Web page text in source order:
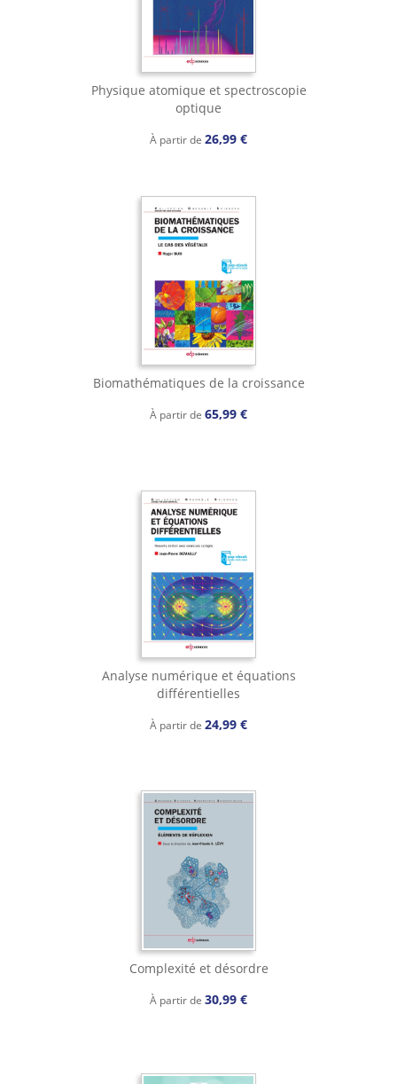
Physique atomique et spectroscopie
optique
À partir de 26,99 €
Biomathématiques de la croissance
À partir de 65,99 €
Analyse numérique et équations
différentielles
À partir de 24,99 €
Complexité et désordre
À partir de 30,99 €